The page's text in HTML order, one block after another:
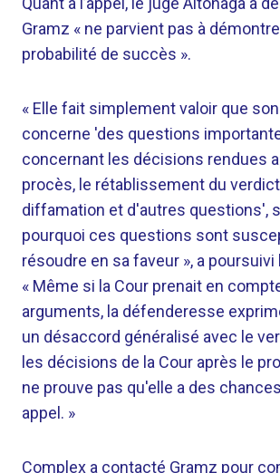
Gramz « ne parvient pas à
probabilité de succès ».
« Elle fait simplement valoir que son
concerne 'des questions
concernant les décisions rendues
procès, le rétablissement du
diffamation et d'autres questions',
pourquoi ces questions sont
résoudre en sa faveur », a poursuivi
« Même si la Cour prenait en
arguments, la défenderesse
un désaccord généralisé avec le
les décisions de la Cour après le
ne prouve pas qu'elle a des
appel. »
Complex a contacté Gramz pour